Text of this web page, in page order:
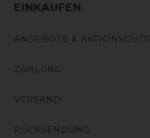
EINKAUFEN
ANGEBOTE &
ZAHLUNG
VERSAND
RÜCKSENDUNG